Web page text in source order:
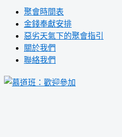
聚會時間表
金錢奉獻安排
惡劣天氣下的聚會指引
關於我們
聯絡我們